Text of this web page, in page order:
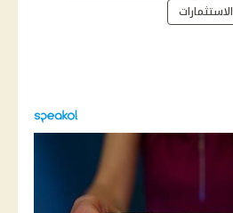
الاستثمارات